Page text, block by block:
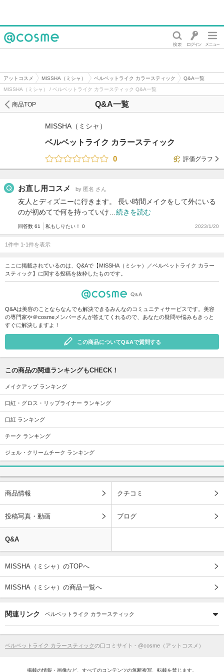
アットコスメ MISSHA（ミシャ） ベルベットライク カラースティック
Q&A一覧
MISSHA（ミシャ） / ベルベットライク カラースティック Q&A一覧
Q&A一覧
商品TOP
MISSHA（ミシャ）
ベルベットライク カラースティック
0
評価グラフ
お直し用コスメ by 匿名 さん
友人とディズニーに行きます。 長い時間メイクをして外にいる
のが初めてで何を持っていけ… 続きを読む
回答数 61 私もしりたい！ 0 2023/1/20
1件中 1-1件を表示
ここに掲載されているのは、Q&Aで【MISSHA（ミシャ）／ベルベットライク カラー
スティック】に関する投稿を抜粋したものです。
Q&Aは美容のことならなんでも解決できるみんなのコミュニティサービスです。美容
の専門家や＠cosmeメンバーさんが答えてくれるので、あなたの疑問や悩みもきっと
すぐに解決しますよ！
この商品についてQ&Aで質問する
この商品の関連ランキングもCHECK！
メイクアップ ランキング
口紅・グロス・リップライナー ランキング
口紅 ランキング
チーク ランキング
ジェル・クリームチーク ランキング
商品情報 クチコミ
投稿写真・動画 ブログ
Q&A
MISSHA（ミシャ）のTOPへ
MISSHA（ミシャ）の商品一覧へ
関連リンク ベルベットライク カラースティック
ベルベットライク カラースティックの口コミサイト - @cosme（アットコスメ）
掲載の情報・画像など、すべてのコンテンツの無断複写、転載を禁じます。